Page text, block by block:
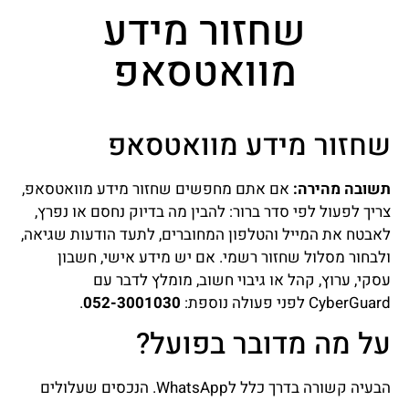
שחזור מידע
מוואטסאפ
שחזור מידע מוואטסאפ
תשובה מהירה: אם אתם מחפשים שחזור מידע מוואטסאפ,
צריך לפעול לפי סדר ברור: להבין מה בדיוק נחסם או נפרץ,
לאבטח את המייל והטלפון המחוברים, לתעד הודעות שגיאה,
ולבחור מסלול שחזור רשמי. אם יש מידע אישי, חשבון
עסקי, ערוץ, קהל או גיבוי חשוב, מומלץ לדבר עם
CyberGuard לפני פעולה נוספת:
052-3001030
.
על מה מדובר בפועל?
הבעיה קשורה בדרך כלל לWhatsApp. הנכסים שעלולים